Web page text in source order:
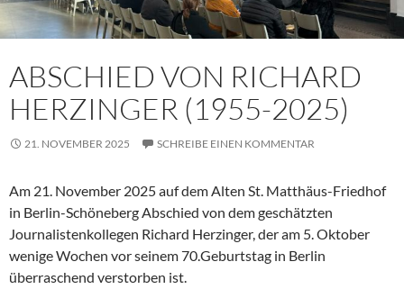
ABSCHIED VON RICHARD
HERZINGER (1955-2025)
21. NOVEMBER 2025 SCHREIBE EINEN KOMMENTAR
Am 21. November 2025 auf dem Alten St. Matthäus-Friedhof
in Berlin-Schöneberg Abschied von dem geschätzten
Journalistenkollegen Richard Herzinger, der am 5. Oktober
wenige Wochen vor seinem 70.Geburtstag in Berlin
überraschend verstorben ist.